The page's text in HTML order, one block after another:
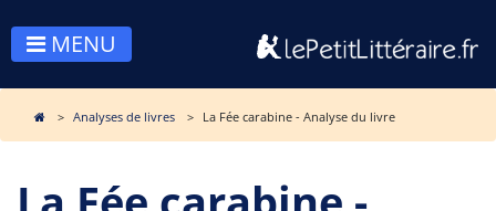
MENU
Analyses de livres La Fée carabine - Analyse du livre